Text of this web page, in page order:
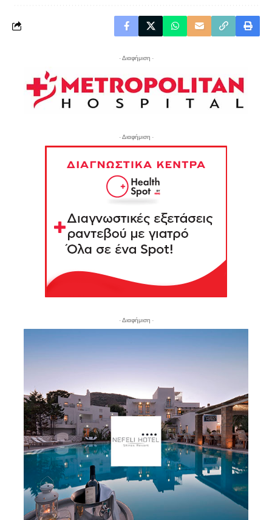
- Διαφήμιση -
- Διαφήμιση -
- Διαφήμιση -